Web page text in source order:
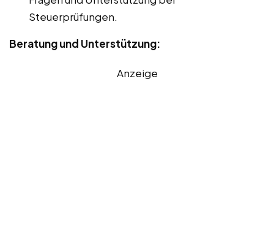
Steuerprüfungen.
Beratung und Unterstützung:
Anzeige